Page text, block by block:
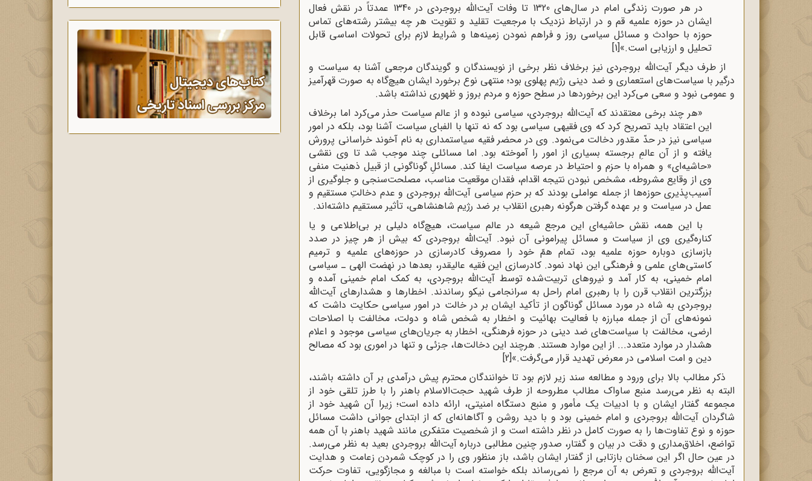
در هر صورت زندگی امام در سال‌های 1320 تا وفات آیت‌الله بروجردی در 1340 عمدتاً در نقش فعال
ایشان در حوزه علمیه قم و در ارتباط نزدیک با مرجعیت تقلید و تقویت هر چه بیشتر رشته‌های تماس
حوزه با حوادث و مسائل سیاسی روز و فراهم نمودن زمینه‌ها و شرایط لازم برای تحولات اساسی قابل
تحلیل و ارزیابی است.»[1]
از طرف دیگر آیت‌الله بروجردی نیز برخلاف نظر برخی از نویسندگان و گویندگان مرجعی آشنا به سیاست و
درگیر با سیاست‌های استعماری و ضد دینی رژیم پهلوی بود؛ منتهی نوع برخورد ایشان هیچ‌گاه به صورت قهرآمیز
و عمومی نبود و سعی می‌کرد این برخوردها در سطح حوزه و مردم بروز و ظهوری نداشته باشد.
«هر چند برخی معتقدند که آیت‌الله بروجردی، سیاسی نبوده و از عالم سیاست حذر می‌کرد اما برخلاف
این اعتقاد باید تصریح کرد که وی فقیهی سیاسی بود که نه تنها با الفبای سیاست آشنا بود، بلکه در امور
سیاسی نیز در حدّ مقدور دخالت می‌نمود. وی در محضر فقیه سیاستمداری به نام آخوند خراسانی پرورش
یافته و از آن عالمِ برجسته بسیاری از امور را آموخته بود. اما مسائلی چند موجب شد تا وی نقشی
«حاشیه‌ای» و همراه با حزم و احتیاط در عرصه‌ سیاست ایفا کند. مسائلِ گوناگونی از قبیل ذهنیت منفی
وی از وقایع مشروطه، مشخص نبودن نتیجه‌ اقدام، فقدان موقعیت مناسب، مصلحت‌سنجی و جلوگیری از
آسیب‌پذیری حوزه‌ها از جمله عواملی بودند که بر حزم سیاسی آیت‌الله بروجردی و عدم دخالتِ مستقیم و
عمل در سیاست و بر عهده گرفتن هرگونه رهبری انقلاب بر ضد رژیم شاهنشاهی، تأثیر مستقیم داشته‌اند.
با این همه، نقش حاشیه‌ای این مرجع شیعه در عالم سیاست، هیچ‌گاه دلیلی بر بی‌اطلاعی و یا
کناره‌گیری وی از سیاست و مسائل پیرامونی آن نبود. آیت‌الله بروجردی که بیش از هر چیز در صدد
بازسازی دوباره حوزه‌ علمیه بود، تمام همّ خود را مصروف کادرسازی در حوزه‌های علمیه و ترمیم
کاستی‌های علمی و فرهنگی این نهاد نمود. کادرسازی این فقیه عالیقدر، بعدها در نهضت الهی ـ سیاسی
امام خمینی، به‌ کار آمد و نیروهای تربیت‌شده توسط آیت‌الله بروجردی، به کمک امام خمینی آمده و
بزرگترین انقلاب قرن را با رهبری امام راحل به سرانجامی نیکو رساندند. اخطارها و هشدارهای آیت‌الله
بروجردی به شاه در مورد مسائل گوناگون از تأکید ایشان بر در خالت در امور سیاسی حکایت داشت که
نمونه‌های آن از جمله مبارزه با فعالیت بهائیت و اخطار به شخص شاه و دولت، مخالفت با اصلاحات
ارضی، مخالفت با سیاست‌های ضد دینی در حوزه فرهنگی، اخطار به جریان‌های سیاسی موجود و اعلام
هشدار در موارد متعدد... از این موارد هستند. هرچند این دخالت‌ها، جزئی و تنها در اموری بود که مصالح
دین و امت اسلامی در معرض تهدید قرار می‌گرفت.»[2]
ذکر مطالب بالا برای ورود و مطالعه سند زیر لازم بود تا خوانندگان محترم پیش درآمدی بر آن داشته باشند،
البته به نظر می‌رسد منبع ساواک مطالب مطروحه از طرف شهید حجت‌الاسلام باهنر را با طرز تلقی خود از
مجموعه گفتار ایشان و با ادبیات یک مأمور و منبع دستگاه امنیتی، ارائه داده است؛ زیرا آن شهید خود از
شاگردان آیت‌الله بروجردی و امام خمینی بود و با دید روشن و آگاهانه‌ای که از ابتدای جوانی داشت مسائل
حوزه و نوع تفاوت‌ها را به صورت کامل در نظر داشته است و از شخصیت متفکری مانند شهید باهنر با آن همه
تواضع، اخلاق‌مداری و دقت در بیان و گفتار، صدور چنین مطالبی درباره آیت‌الله بروجردی بعید به نظر می‌رسد.
در عین حال اگر این سخنان بازتابی از گفتار ایشان باشد، باز منظور وی را در کوچک شمردن زعامت و هدایت
آیت‌الله بروجردی و تعرض به آن مرجع را نمی‌رساند بلکه خواسته است با مبالغه و مجازگویی، تفاوت حرکت